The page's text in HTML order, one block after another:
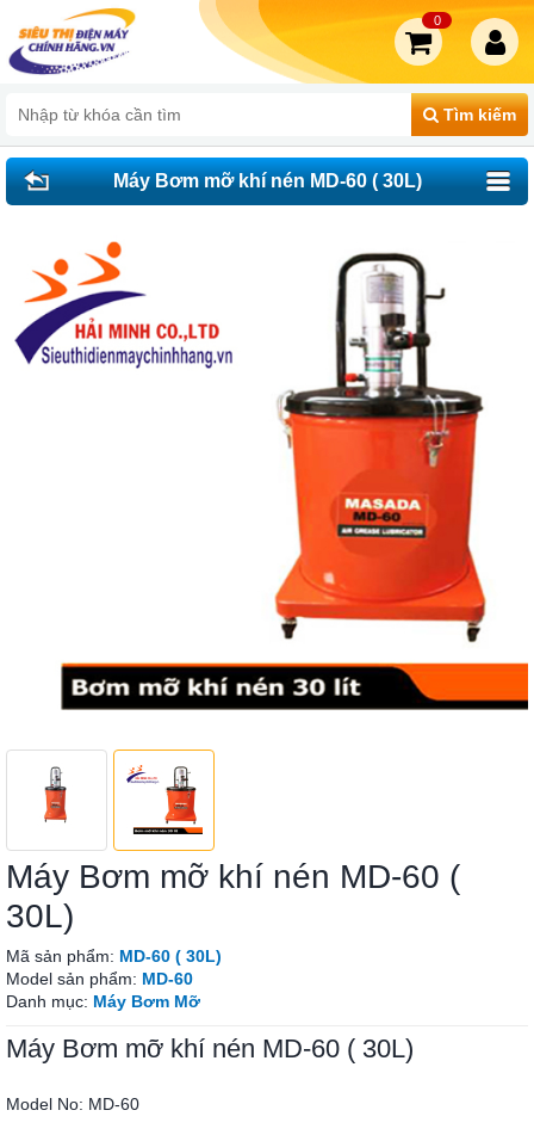
Tìm kiếm
0
Máy Bơm mỡ khí nén MD-60 ( 30L)
Máy Bơm mỡ khí nén MD-60 (
30L)
Mã sản phẩm: MD-60 ( 30L)
Model sản phẩm: MD-60
Danh mục: Máy Bơm Mỡ
Máy Bơm mỡ khí nén MD-60 ( 30L)
Model No: MD-60